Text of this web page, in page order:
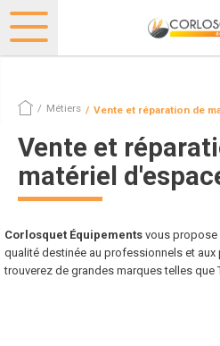
Métiers Vente et réparation de
Vente et
matériel
Corlosquet Équipements vous propose
qualité destinée au professionnels et
trouverez de grandes marques telles que